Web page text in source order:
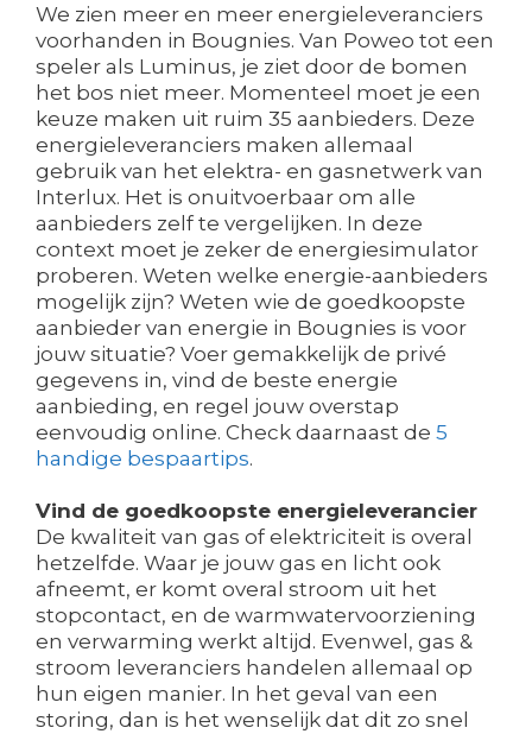
We zien meer en meer energieleveranciers
voorhanden in Bougnies. Van Poweo tot een
speler als Luminus, je ziet door de bomen
het bos niet meer. Momenteel moet je een
keuze maken uit ruim 35 aanbieders. Deze
energieleveranciers maken allemaal
gebruik van het elektra- en gasnetwerk van
Interlux. Het is onuitvoerbaar om alle
aanbieders zelf te vergelijken. In deze
context moet je zeker de energiesimulator
proberen. Weten welke energie-aanbieders
mogelijk zijn? Weten wie de goedkoopste
aanbieder van energie in Bougnies is voor
jouw situatie? Voer gemakkelijk de privé
gegevens in, vind de beste energie
aanbieding, en regel jouw overstap
eenvoudig online. Check daarnaast de 5
handige bespaartips.
Vind de goedkoopste energieleverancier
De kwaliteit van gas of elektriciteit is overal
hetzelfde. Waar je jouw gas en licht ook
afneemt, er komt overal stroom uit het
stopcontact, en de warmwatervoorziening
en verwarming werkt altijd. Evenwel, gas &
stroom leveranciers handelen allemaal op
hun eigen manier. In het geval van een
storing, dan is het wenselijk dat dit zo snel